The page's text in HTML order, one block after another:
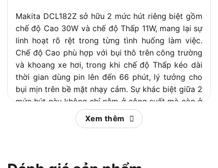
Makita DCL182Z sở hữu 2 mức hút riêng biệt gồm
chế độ Cao 30W và chế độ Thấp 11W, mang lại sự
linh hoạt rõ rệt trong từng tình huống làm việc.
Chế độ Cao phù hợp với bụi thô trên công trường
và khoang xe hơi, trong khi chế độ Thấp kéo dài
thời gian dùng pin lên đến 66 phút, lý tưởng cho
bụi mịn trên bề mặt nhạy cảm. Sự khác biệt giữa 2
mức hút này không chỉ nằm ở công suất mà còn ở
chiến lược quản lý pin và hiệu quả làm sạch theo
từng loại bề mặt.
tích toàn diện Makita DCL182Z từ thông số kỹ
Xem thêm